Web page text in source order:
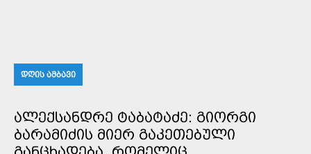
ᲓᲦᲘᲡ ᲐᲛᲑᲐᲕᲘ
ᲐᲚᲔᲥᲡᲐᲜᲓᲠᲔ ᲢᲐᲑᲐᲢᲐᲫᲔ: ᲒᲘᲝᲠᲒᲘ
ᲑᲐᲠᲐᲛᲘᲫᲘᲡ ᲛᲘᲔᲠ ᲒᲐᲙᲔᲗᲔᲑᲣᲚᲘ